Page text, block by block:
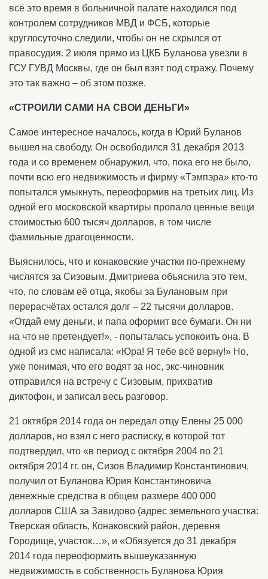
всё это время в больничной палате находился под
контролем сотрудников МВД и ФСБ, которые
круглосуточно следили, чтобы он не скрылся от
правосудия. 2 июля прямо из ЦКБ Буланова увезли в
ГСУ ГУВД Москвы, где он был взят под стражу. Почему
это так важно – об этом позже.
«СТРОИЛИ САМИ НА СВОИ ДЕНЬГИ»
Самое интересное началось, когда в Юрий Буланов
вышел на свободу. Он освободился 31 декабря 2013
года и со временем обнаружил, что, пока его не было,
почти всю его недвижимость и фирму «Тэмпэра» кто-то
попытался умыкнуть, переоформив на третьих лиц. Из
одной его московской квартиры пропало ценные вещи
стоимостью 600 тысяч долларов, в том числе
фамильные драгоценности.
Выяснилось, что и конаковские участки по-прежнему
числятся за Сизовым. Дмитриева объяснила это тем,
что, по словам её отца, якобы за Булановым при
перерасчётах остался долг – 22 тысячи долларов.
«Отдай ему деньги, и папа оформит все бумаги. Он ни
на что не претендует!», - попыталась успокоить она. В
одной из смс написала: «Юра! Я тебе всё верну!» Но,
уже понимая, что его водят за нос, экс-чиновник
отправился на встречу с Сизовым, прихватив
диктофон, и записал весь разговор.
21 октября 2014 года он передал отцу Елены 25 000
долларов, но взял с него расписку, в которой тот
подтвердил, что «в период с октября 2004 по 21
октября 2014 гг. он, Сизов Владимир Константинович,
получил от Буланова Юрия Константиновича
денежные средства в общем размере 400 000
долларов США за Завидово (адрес земельного участка:
Тверская область, Конаковский район, деревня
Городище, участок…», и «Обязуется до 31 декабря
2014 года переоформить вышеуказанную
недвижимость в собственность Буланова Юрия